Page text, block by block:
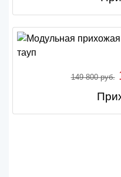
149 800 руб.